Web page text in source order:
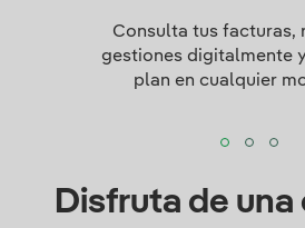
Consulta tus facturas,
gestiones digitalmente
plan en cualquier
Disfruta de